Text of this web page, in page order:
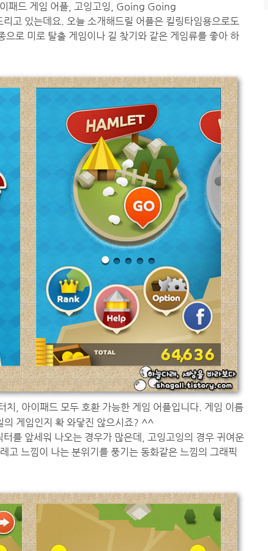
패드 게임 어플, 고잉고잉, Going Going
고 있는데요. 오늘 소개해드릴 어플은 킬링타임용으로도
로 미로 탈출 게임이나 길 찾기와 같은 게임류를 좋아 하
치, 아이패드 모두 호환 가능한 게임 어플입니다. 게임 이름
게임인지 확 와닿진 않으시죠? ^^
를 앞세워 나오는 경우가 많은데, 고잉고잉의 경우 귀여운
고 느낌이 나는 분위기를 풍기는 동화같은 느낌의 그래픽